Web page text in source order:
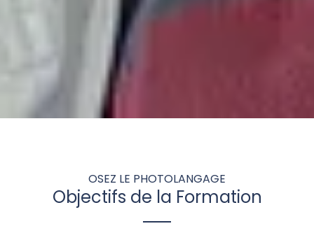
OSEZ LE PHOTOLANGAGE
Objectifs de la Formation